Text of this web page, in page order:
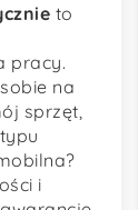
to
pracy.
na
sprzęt,
i